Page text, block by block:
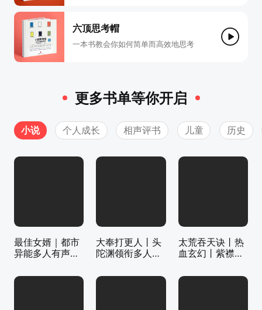
六顶思考帽
一本书教会你如何简单而高效地思考
更多书单等你开启
小说 个人成长 相声评书 儿童 历史
最佳女婿｜都市
异能多人有声剧
声小说
大奉打更人丨头
陀渊领衔多人有
王鹤棣、田曦薇
太荒吞天诀丨热
血玄幻丨紫襟领